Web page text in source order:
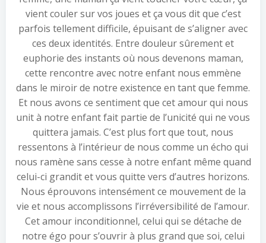
vient couler sur vos joues et ça vous dit que c’est
parfois tellement difficile, épuisant de s’aligner avec
ces deux identités. Entre douleur sûrement et
euphorie des instants où nous devenons maman,
cette rencontre avec notre enfant nous emmène
dans le miroir de notre existence en tant que femme.
Et nous avons ce sentiment que cet amour qui nous
unit à notre enfant fait partie de l’unicité qui ne vous
quittera jamais. C’est plus fort que tout, nous
ressentons à l’intérieur de nous comme un écho qui
nous ramène sans cesse à notre enfant même quand
celui-ci grandit et vous quitte vers d’autres horizons.
Nous éprouvons intensément ce mouvement de la
vie et nous accomplissons l’irréversibilité de l’amour.
Cet amour inconditionnel, celui qui se détache de
notre égo pour s’ouvrir à plus grand que soi, celui